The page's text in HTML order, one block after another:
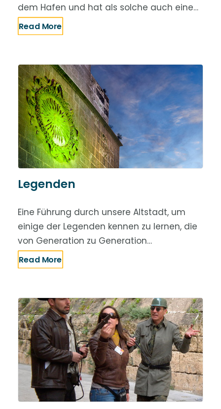
dem Hafen und hat als solche auch eine…
Read More
Legenden
Eine Führung durch unsere Altstadt, um
einige der Legenden kennen zu lernen, die
von Generation zu Generation…
Read More